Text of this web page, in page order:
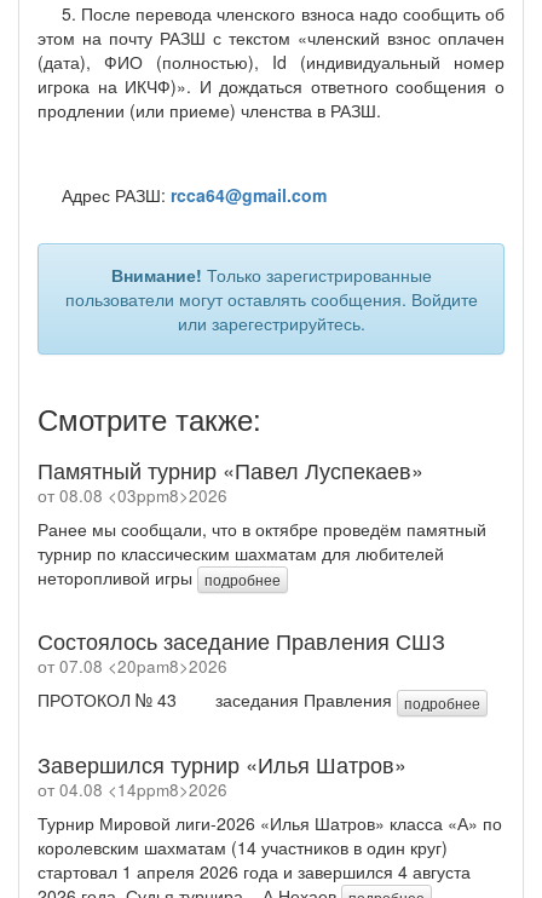
5. После перевода членского взноса надо сообщить об
этом на почту РАЗШ с текстом «членский взнос оплачен
(дата), ФИО (полностью), Id (индивидуальный номер
игрока на ИКЧФ)». И дождаться ответного сообщения о
продлении (или приеме) членства в РАЗШ.
Адрес РАЗШ: rcca64@gmail.com
Внимание! Только зарегистрированные
пользователи могут оставлять сообщения. Войдите
или зарегестрируйтесь.
Смотрите также:
Памятный турнир «Павел Луспекаев»
от 08.08 <03ppm8>2026
Ранее мы сообщали, что в октябре проведём памятный
турнир по классическим шахматам для любителей
неторопливой игры
подробнее
Состоялось заседание Правления СШЗ
от 07.08 <20pam8>2026
ПРОТОКОЛ № 43 заседания Правления подробнее
Завершился турнир «Илья Шатров»
от 04.08 <14ppm8>2026
Турнир Мировой лиги-2026 «Илья Шатров» класса «А» по
королевским шахматам (14 участников в один круг)
стартовал 1 апреля 2026 года и завершился 4 августа